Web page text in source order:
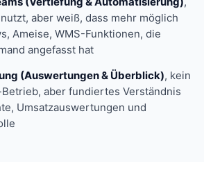
aber weiß, dass mehr möglich
Ameise, WMS-Funktionen, die
angefasst hat
(Auswertungen & Überblick), kein
aber fundiertes Verständnis
Umsatzauswertungen und